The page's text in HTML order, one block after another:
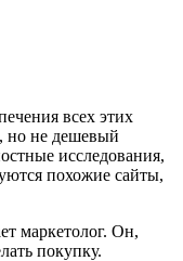
всех этих
но не дешевый
исследования,
похожие сайты,
маркетолог. Он,
покупку.